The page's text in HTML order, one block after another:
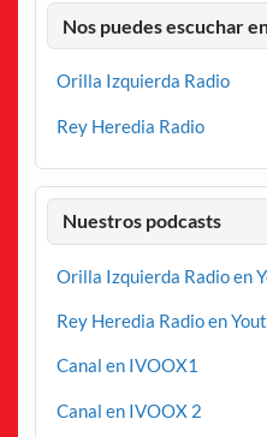
Nos puedes escuchar
Orilla Izquierda Radio
Rey Heredia Radio
Nuestros podcasts
Orilla Izquierda Radio en
Rey Heredia Radio en
Canal en IVOOX1
Canal en IVOOX 2